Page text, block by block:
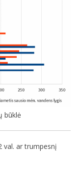
būklė
val. ar trumpesnį